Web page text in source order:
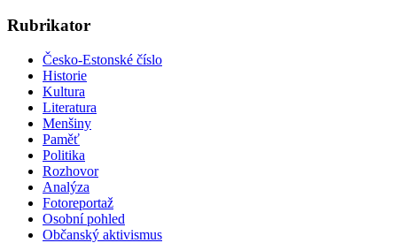
Rubrikator
Česko-Estonské číslo
Historie
Kultura
Literatura
Menšiny
Paměť
Politika
Rozhovor
Analýza
Fotoreportaž
Osobní pohled
Občanský aktivismus